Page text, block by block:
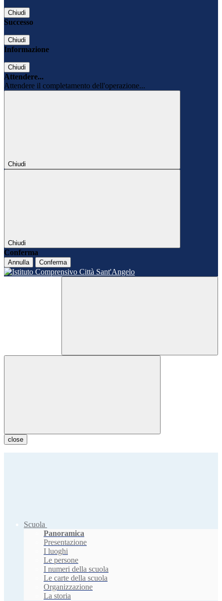
Chiudi
Successo
Chiudi
Informazione
Chiudi
Attendere...
Attendere il completamento dell'operazione...
Chiudi
Chiudi
Conferma
Annulla Conferma
close
Scuola
Panoramica
Presentazione
I luoghi
Le persone
I numeri della scuola
Le carte della scuola
Organizzazione
La storia